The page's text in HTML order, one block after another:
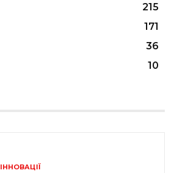
215
171
36
10
ІННОВАЦІЇ